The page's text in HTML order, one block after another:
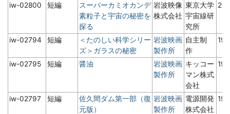
iw-02800 短編
スーパーカミオカンデ
素粒子と宇宙の秘密を
探る
岩波映像
株式会社
東京大学
宇宙線研
究所
iw-02794 短編
＜たのしい科学シリー
ズ＞ガラスの秘密
岩波映画
製作所
自主制
作
iw-02795 短編 醤油
岩波映画
製作所
キッコー
マン株式
会社
iw-02797 短編
佐久間ダム第一部（復
元版）
岩波映画
製作所
電源開発
株式会社